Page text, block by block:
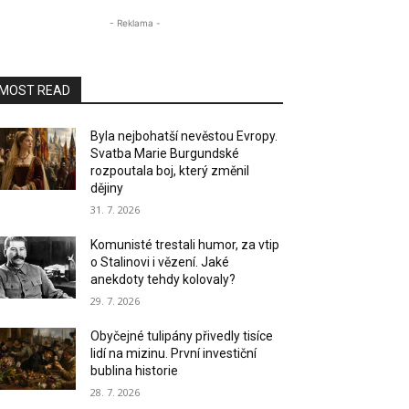
- Reklama -
READ
Byla nejbohatší nevěstou Evropy.
Svatba Marie Burgundské
rozpoutala boj, který změnil
dějiny
31. 7. 2026
Komunisté trestali humor, za vtip
o Stalinovi i vězení. Jaké
anekdoty tehdy kolovaly?
29. 7. 2026
Obyčejné tulipány přivedly tisíce
lidí na mizinu. První investiční
bublina historie
28. 7. 2026